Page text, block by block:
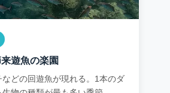
遊魚の楽園
などの回遊魚が現れる。1本のダ